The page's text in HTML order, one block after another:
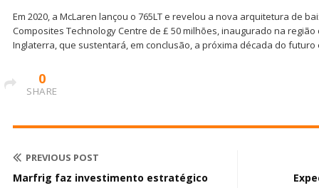
Em 2020, a McLaren lançou o 765LT e revelou a nova arquitetura de
Composites Technology Centre de £ 50 milhões, inaugurado na
Inglaterra, que sustentará, em conclusão, a próxima década do futuro
0
SHARE
PREVIOUS POST
Marfrig faz investimento estratégico